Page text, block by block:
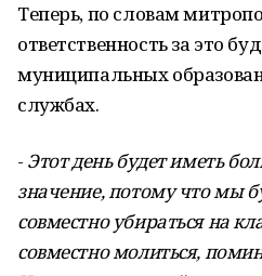
Теперь, по словам
ответственность за это
муниципальных
службах.
- Этот день будет иметь
значение, потому что мы
совместно убираться на
совместно молиться,